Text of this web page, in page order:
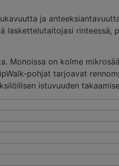
ja
laskettelutaitojasi rinteessä,
Monoissa on kolme
pohjat tarjoavat
istuvuuden